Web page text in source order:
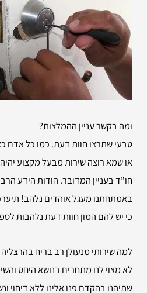
ומה בקשר עניין ההמלצות?
טבעי שתרצו חוות דעת. כמו כל אדם
או שמא רוצה שירות מבעל מקצוע
חו”ד בעניין המדובר. הודות הידע
באמתחתנו מעגל אוהדים נלהב!
כי יש להם המון חוות דעת נלהבות
למה שירותי מנעולן רב בריח בהרצליה
לא מצוי לנו מתחרים בנושא היחס
שתיהנו בהקדם פנו אלינו ללא